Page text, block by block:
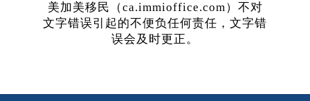
美加美移民（ca.immioffice.com）不对
文字错误引起的不便负任何责任，文字错
误会及时更正。